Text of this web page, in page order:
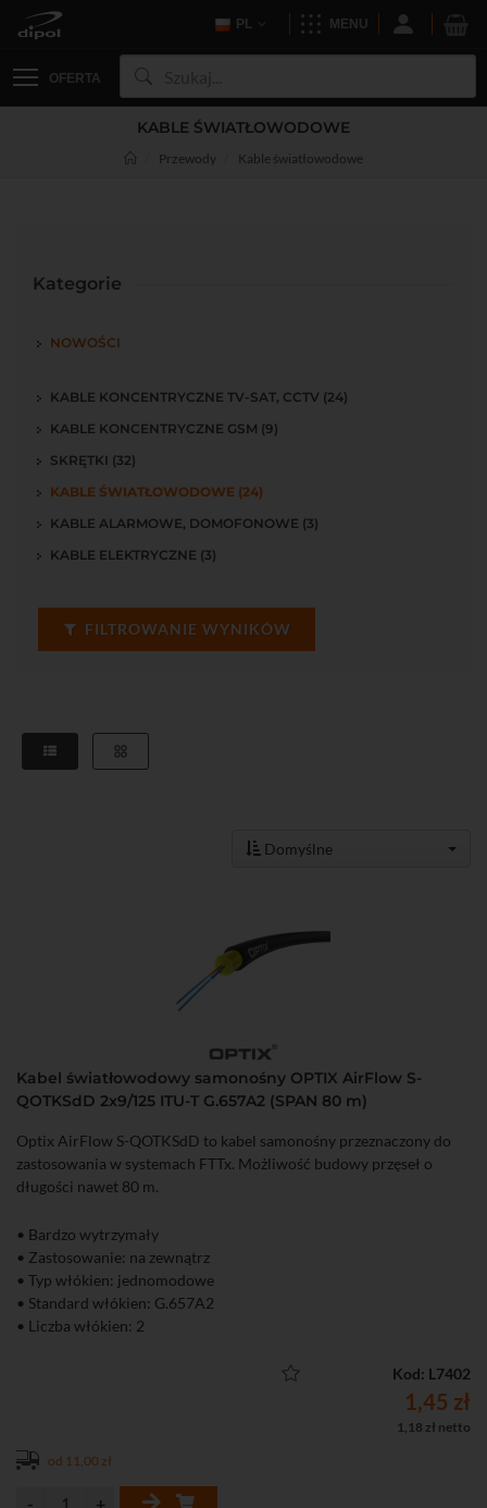
PL MENU
OFERTA
KABLE ŚWIATŁOWODOWE
Przewody Kable światłowodowe
Kategorie
NOWOŚCI
KABLE KONCENTRYCZNE TV-SAT, CCTV (24)
KABLE KONCENTRYCZNE GSM (9)
SKRĘTKI (32)
KABLE ŚWIATŁOWODOWE (24)
KABLE ALARMOWE, DOMOFONOWE (3)
KABLE ELEKTRYCZNE (3)
FILTROWANIE WYNIKÓW
Domyślne
Kabel światłowodowy samonośny OPTIX AirFlow S-
QOTKSdD 2x9/125 ITU-T G.657A2 (SPAN 80 m)
Optix AirFlow S-QOTKSdD to kabel samonośny przeznaczony do
zastosowania w systemach FTTx. Możliwość budowy przęseł o
długości nawet 80 m.
• Bardzo wytrzymały
• Zastosowanie: na zewnątrz
• Typ włókien: jednomodowe
• Standard włókien: G.657A2
• Liczba włókien: 2
Kod: L7402
1,45 zł
1,18 zł netto
od 11,00 zł